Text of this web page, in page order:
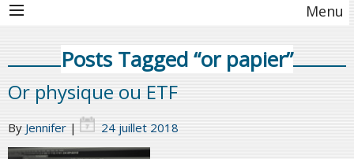
Menu
Posts Tagged “or papier”
Or physique ou ETF
By Jennifer | 24 juillet 2018